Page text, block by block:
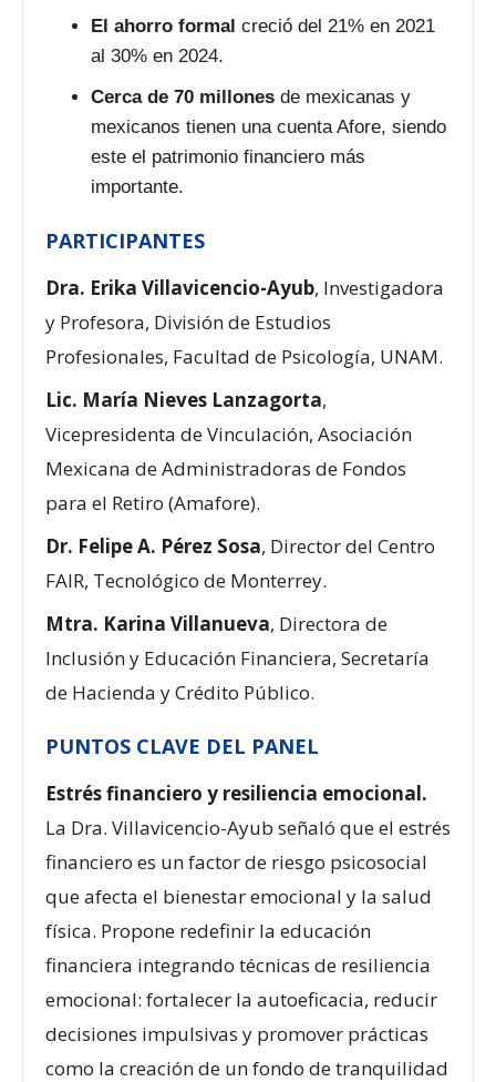
El ahorro formal creció del 21% en 2021
al 30% en 2024.
Cerca de 70 millones de mexicanas y
mexicanos tienen una cuenta Afore, siendo
este el patrimonio financiero más
importante.
PARTICIPANTES
Dra. Erika Villavicencio-Ayub, Investigadora
y Profesora, División de Estudios
Profesionales, Facultad de Psicología, UNAM.
Lic. María Nieves Lanzagorta,
Vicepresidenta de Vinculación, Asociación
Mexicana de Administradoras de Fondos
para el Retiro (Amafore).
Dr. Felipe A. Pérez Sosa, Director del Centro
FAIR, Tecnológico de Monterrey.
Mtra. Karina Villanueva, Directora de
Inclusión y Educación Financiera, Secretaría
de Hacienda y Crédito Público.
PUNTOS CLAVE DEL PANEL
Estrés financiero y resiliencia emocional.
La Dra. Villavicencio-Ayub señaló que el estrés
financiero es un factor de riesgo psicosocial
que afecta el bienestar emocional y la salud
física. Propone redefinir la educación
financiera integrando técnicas de resiliencia
emocional: fortalecer la autoeficacia, reducir
decisiones impulsivas y promover prácticas
como la creación de un fondo de tranquilidad